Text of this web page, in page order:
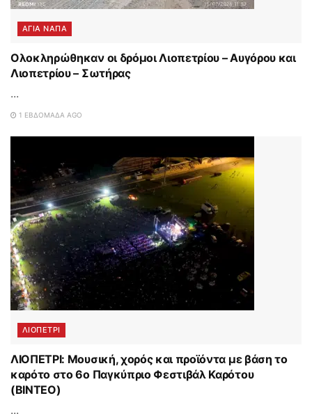
ΑΓΙΑ ΝΑΠΑ
Ολοκληρώθηκαν οι δρόμοι Λιοπετρίου – Αυγόρου και
Λιοπετρίου – Σωτήρας
...
1 ΕΒΔΟΜΆΔΑ AGO
ΛΙΟΠΕΤΡΙ
ΛΙΟΠΕΤΡΙ: Μουσική, χορός και προϊόντα με βάση το
καρότο στο 6ο Παγκύπριο Φεστιβάλ Καρότου
(ΒΙΝΤΕΟ)
...